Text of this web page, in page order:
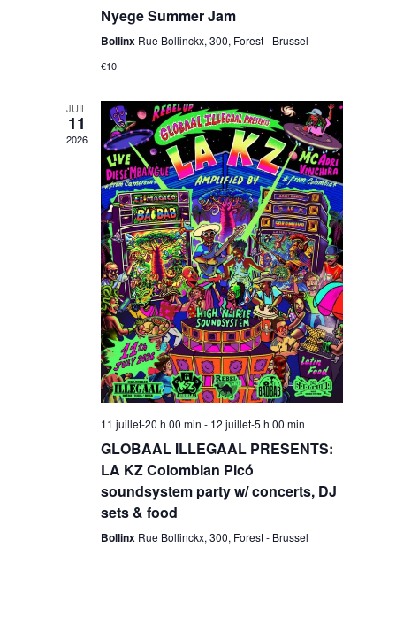
g
a
t
i
o
n
Nyege Summer Jam
Bollinx Rue Bollinckx, 300, Forest - Brussel
€10
JUIL
11
2026
11 juillet-20 h 00 min - 12 juillet-5 h 00 min
GLOBAAL ILLEGAAL PRESENTS:
LA KZ Colombian Picó
soundsystem party w/ concerts, DJ
sets & food
Bollinx Rue Bollinckx, 300, Forest - Brussel